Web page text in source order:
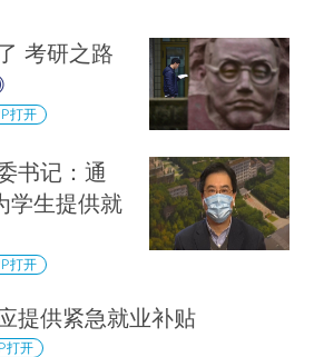
考研之路
打开
书记：通
学生提供就
打开
提供紧急就业补贴
打开